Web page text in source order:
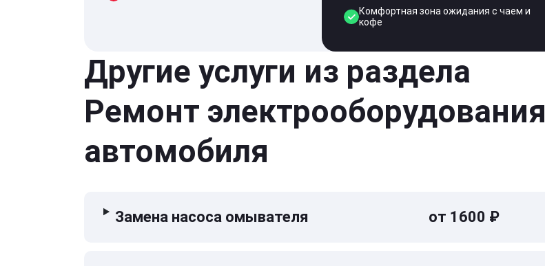
Комфортная зона ожидания с чаем и
кофе
Другие услуги из раздела
Ремонт электрооборудования
автомобиля
Замена насоса омывателя от 1600 ₽